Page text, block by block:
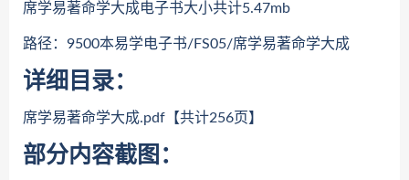
席学易著命学大成电子书大小共计5.47mb
路径：9500本易学电子书/FS05/席学易著命学大成
详细目录：
席学易著命学大成.pdf【共计256页】
部分内容截图：